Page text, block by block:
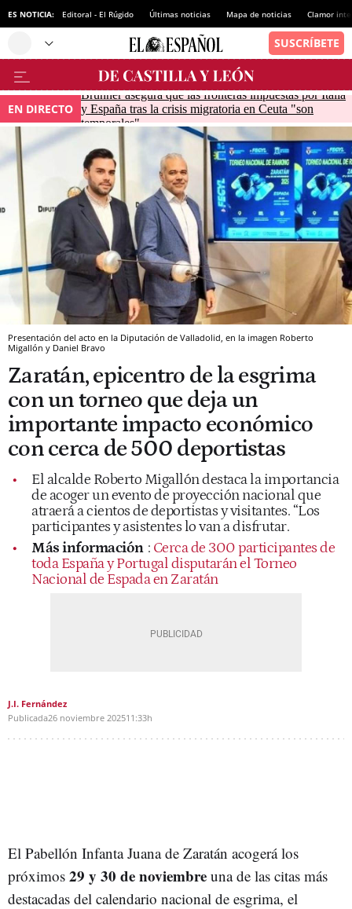
ES NOTICIA: Editoral - El Rúgido Últimas noticias Mapa de noticias Clamor
EN DIRECTO
Brunner asegura que las fronteras impuestas por Italia
y España tras la crisis migratoria en Ceuta "son
temporales"
Presentación del acto en la Diputación de Valladolid, en la imagen Roberto
Migallón y Daniel Bravo
Zaratán, epicentro de la esgrima
con un torneo que deja un
importante impacto económico
con cerca de 500 deportistas
El alcalde Roberto Migallón destaca la importancia
de acoger un evento de proyección nacional que
atraerá a cientos de deportistas y visitantes. “Los
participantes y asistentes lo van a disfrutar.
Más información : Cerca de 300 participantes de
toda España y Portugal disputarán el Torneo
Nacional de Espada en Zaratán
J.I. Fernández
Publicada26 noviembre 202511:33h
El Pabellón Infanta Juana de Zaratán acogerá los
próximos 29 y 30 de noviembre una de las citas más
destacadas del calendario nacional de esgrima, el